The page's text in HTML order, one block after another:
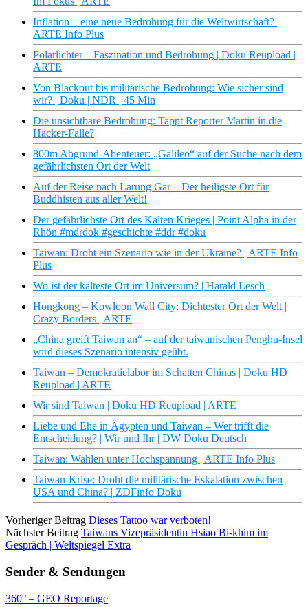
Inflation – eine neue Bedrohung für die Weltwirtschaft? |
ARTE Info Plus
Polarlichter – Faszination und Bedrohung | Doku Reupload |
ARTE
Von Blackout bis militärische Bedrohung: Wie sicher sind
wir? | Doku | NDR | 45 Min
Die unsichtbare Bedrohung: Tappt Reporter Martin in die
Hacker-Falle?
800m Abgrund-Abenteuer: „Galileo“ auf der Suche nach dem
gefährlichsten Ort der Welt
Auf der Reise nach Larung Gar – Der heiligste Ort für
Buddhisten aus aller Welt!
Der gefährlichste Ort des Kalten Krieges | Point Alpha in der
Rhön #mdrdok #geschichte #ddr #doku
Taiwan: Droht ein Szenario wie in der Ukraine? | ARTE Info
Plus
Wo ist der kälteste Ort im Universum? | Harald Lesch
Hongkong – Kowloon Wall City: Dichtester Ort der Welt |
Crazy Borders | ARTE
„China greift Taiwan an“ – auf der taiwanischen Penghu-Insel
wird dieses Szenario intensiv geübt.
Taiwan – Demokratielabor im Schatten Chinas | Doku HD
Reupload | ARTE
Wir sind Taiwan | Doku HD Reupload | ARTE
Liebe und Ehe in Ägypten und Taiwan – Wer trifft die
Entscheidung? | Wir und Ihr | DW Doku Deutsch
Taiwan: Wahlen unter Hochspannung | ARTE Info Plus
Taiwan-Krise: Droht die militärische Eskalation zwischen
USA und China? | ZDFinfo Doku
Vorheriger Beitrag Dieses Tattoo war verboten!
Nächster Beitrag Taiwans Vizepräsidentin Hsiao Bi-khim im
Gespräch | Weltspiegel Extra
Sender & Sendungen
360° – GEO Reportage